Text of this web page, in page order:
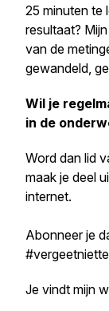
25 minuten te
resultaat?
van de
gewandeld,
Wil je
in de
Word dan lid
maak je deel
internet.
Abonneer je
Je vindt mijn